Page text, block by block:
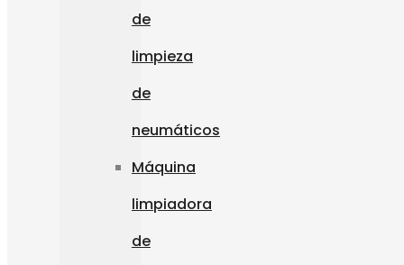
de
limpieza
de
neumáticos
Máquina
limpiadora
de